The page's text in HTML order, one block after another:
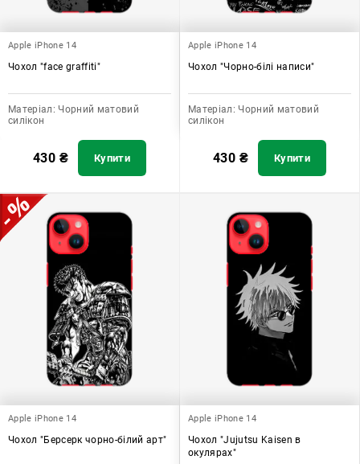
Apple iPhone 14
Чохол "face graffiti"
Матеріал: Чорний матовий
силікон
430 ₴ Купити
Apple iPhone 14
Чохол "Чорно-білі написи"
Матеріал: Чорний матовий
силікон
430 ₴ Купити
Apple iPhone 14
Чохол "Берсерк чорно-білий арт"
Apple iPhone 14
Чохол "Jujutsu Kaisen в
окулярах"